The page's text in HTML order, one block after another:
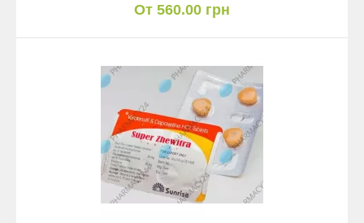
От 560.00 грн